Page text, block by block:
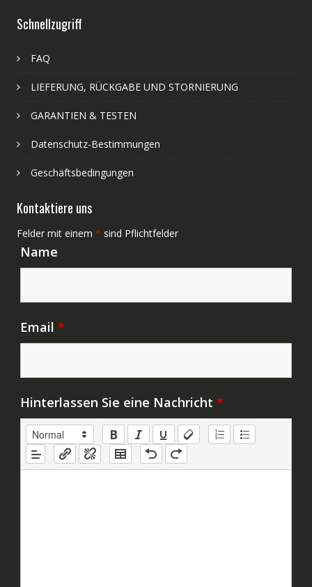
Schnellzugriff
FAQ
LIEFERUNG, RÜCKGABE UND STORNIERUNG
GARANTIEN & TESTEN
Datenschutz-Bestimmungen
Geschäftsbedingungen
Kontaktiere uns
Felder mit einem * sind Pflichtfelder
Name
Email *
Hinterlassen Sie eine Nachricht *